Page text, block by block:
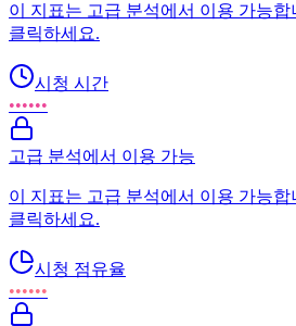
이 지표는 고급 분석에서 이용 가능
클릭하세요.
시청 시간
••••••
고급 분석에서 이용 가능
이 지표는 고급 분석에서 이용 가능
클릭하세요.
시청 점유율
••••••